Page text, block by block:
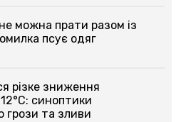
можна прати разом із
псує одяг
різке зниження
синоптики
грози та зливи